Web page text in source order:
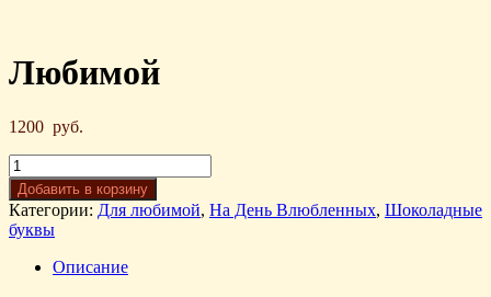
Любимой
1200 руб.
Добавить в корзину
Категории: Для любимой, На День Влюбленных, Шоколадные
буквы
Описание